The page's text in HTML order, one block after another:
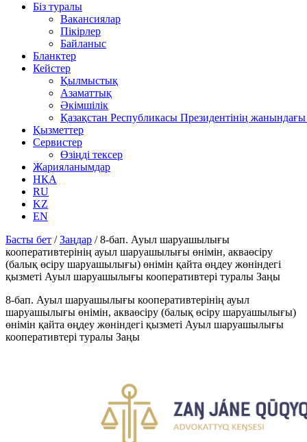
Біз туралы
Вакансиялар
Пікірлер
Байланыс
Бланктер
Кейстер
Қылмыстық
Азаматтық
Әкімшілік
Қазақстан Республикасы Президентінің
Қызметтер
Сервистер
Өзіңді тексер
Жарияланымдар
НҚА
RU
KZ
EN
Басты бет /Заңдар /8-бап. Ауыл шаруашылығы
кооперативтерінің ауыл шаруашылығы өнімін, акваөсіру
(балық өсіру шаруашылығы) өнімін қайта өңдеу жөніндегі
қызметі Ауыл шаруашылығы кооперативтері туралы Заңы
8-бап. Ауыл шаруашылығы кооперативтерінің ауыл
шаруашылығы өнімін, акваөсіру (балық өсіру шаруашылығы)
өнімін қайта өңдеу жөніндегі қызметі Ауыл шаруашылығы
кооперативтері туралы Заңы